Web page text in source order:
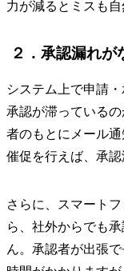
力が減るとミスも自
２．承認漏れが
システム上で申請
承認が滞っている
者のもとにメール
催促を行えば、承認
さらに、スマート
ら、社外からでも
ん。承認者が出張